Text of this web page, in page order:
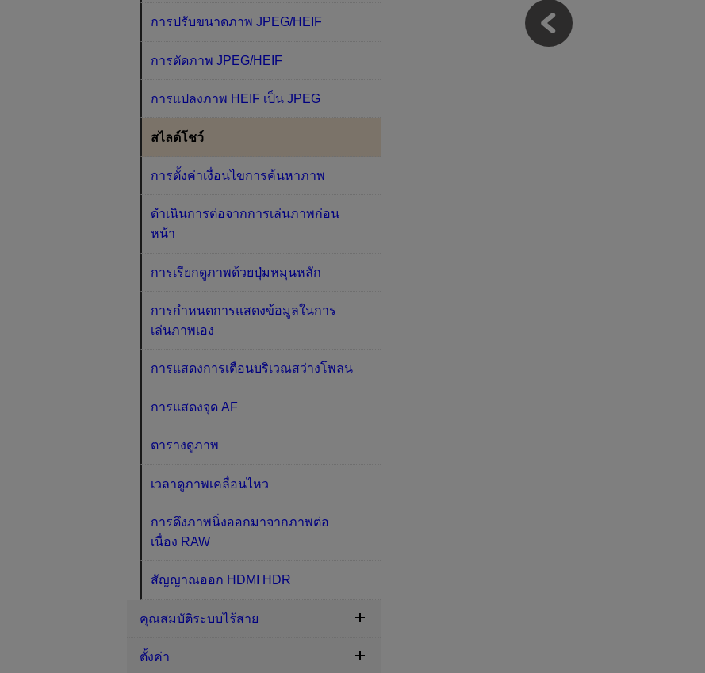
การปรับขนาดภาพ JPEG/HEIF
การตัดภาพ JPEG/HEIF
การแปลงภาพ HEIF เป็น JPEG
สไลด์โชว์
การตั้งค่าเงื่อนไขการค้นหาภาพ
ดำเนินการต่อจากการเล่นภาพก่อน
หน้า
การเรียกดูภาพด้วยปุ่มหมุนหลัก
การกำหนดการแสดงข้อมูลในการ
เล่นภาพเอง
การแสดงการเตือนบริเวณสว่างโพลน
การแสดงจุด AF
ตารางดูภาพ
เวลาดูภาพเคลื่อนไหว
การดึงภาพนิ่งออกมาจากภาพต่อ
เนื่อง RAW
สัญญาณออก HDMI HDR
คุณสมบัติระบบไร้สาย
ตั้งค่า